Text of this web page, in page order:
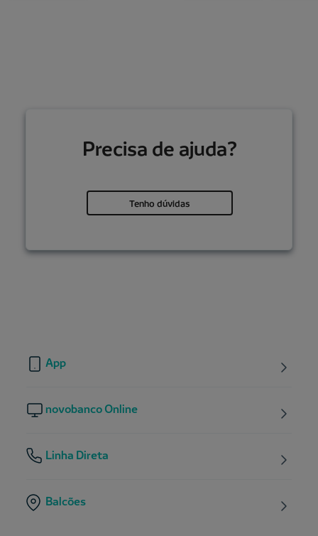
Precisa de ajuda?
Tenho dúvidas
App
novobanco Online
Linha Direta
Balcões